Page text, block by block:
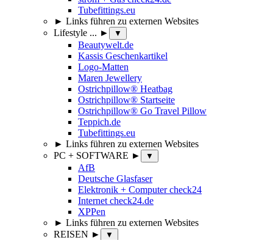
Tubefittings.eu
► Links führen zu externen Websites
Lifestyle ... ►
▼
Beautywelt.de
Kassis Geschenkartikel
Logo-Matten
Maren Jewellery
Ostrichpillow® Heatbag
Ostrichpillow® Startseite
Ostrichpillow® Go Travel Pillow
Teppich.de
Tubefittings.eu
► Links führen zu externen Websites
PC + SOFTWARE ►
▼
AfB
Deutsche Glasfaser
Elektronik + Computer check24
Internet check24.de
XPPen
► Links führen zu externen Websites
REISEN ►
▼